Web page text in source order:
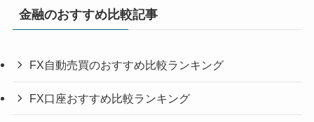
金融のおすすめ比較記事
FX自動売買のおすすめ比較ランキング
FX口座おすすめ比較ランキング